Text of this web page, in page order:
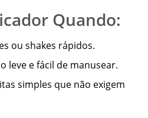
Quando:
ou shakes rápidos.
leve e fácil de manusear.
simples que não exigem